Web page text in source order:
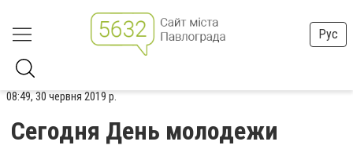
Рус
08:49, 30 червня 2019 р.
Сегодня День молодежи